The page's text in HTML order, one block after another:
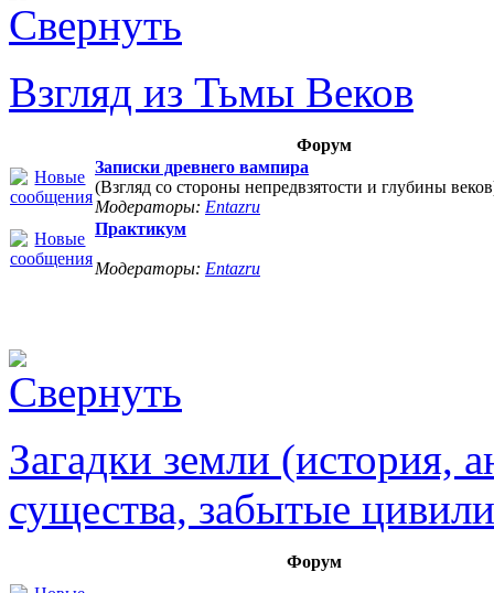
Взгляд из Тьмы Веков
Форум
Записки древнего вампира
(Взгляд со стороны непредвзятости и глубины
Модераторы: Entazru
Практикум
Модераторы: Entazru
Загадки земли (история,
существа, забытые
Форум